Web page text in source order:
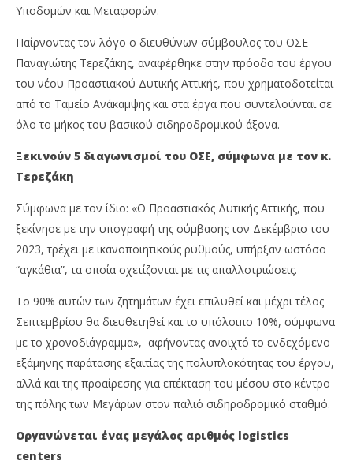
NOW VIEWING
Οι επόμενες ενέργειες των ΟΣΕ, Hellenic Train,
ΓΑΙΑΟΣΕ και VTG, για τη βελτίωση του
σιδηροδρόμου
22/09/2024
Υποδομών και Μεταφορών.
Παίρνοντας τον λόγο ο διευθύνων σύμβουλος του ΟΣΕ
Παναγιώτης Τερεζάκης, αναφέρθηκε στην πρόοδο του έργου
του νέου Προαστιακού Δυτικής Αττικής, που χρηματοδοτείται
από το Ταμείο Ανάκαμψης και στα έργα που συντελούνται σε
όλο το μήκος του βασικού σιδηροδρομικού άξονα.
Ξεκινούν 5 διαγωνισμοί του ΟΣΕ, σύμφωνα με τον κ.
Τερεζάκη
Σύμφωνα με τον ίδιο: «Ο Προαστιακός Δυτικής Αττικής, που
ξεκίνησε με την υπογραφή της σύμβασης τον Δεκέμβριο του
2023, τρέχει με ικανοποιητικούς ρυθμούς, υπήρξαν ωστόσο
“αγκάθια”, τα οποία σχετίζονται με τις απαλλοτριώσεις.
Το 90% αυτών των ζητημάτων έχει επιλυθεί και μέχρι τέλος
Σεπτεμβρίου θα διευθετηθεί και το υπόλοιπο 10%, σύμφωνα
με το χρονοδιάγραμμα», αφήνοντας ανοιχτό το ενδεχόμενο
εξάμηνης παράτασης εξαιτίας της πολυπλοκότητας του έργου,
αλλά και της προαίρεσης για επέκταση του μέσου στο κέντρο
της πόλης των Μεγάρων στον παλιό σιδηροδρομικό σταθμό.
Οργανώνεται ένας μεγάλος αριθμός logistics
centers